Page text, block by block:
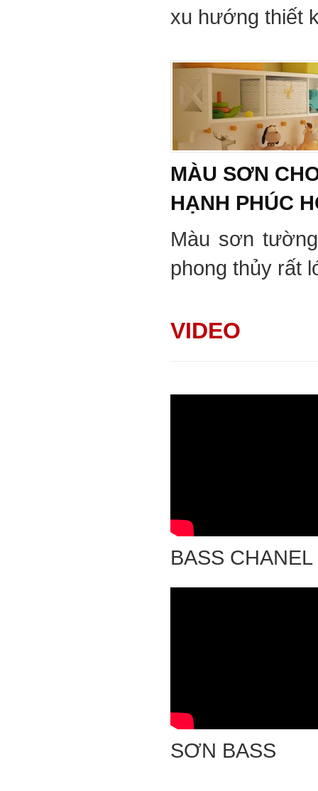
xu hướng thiết
MÀU SƠN
HẠNH PHÚC
Màu sơn
phong thủy rất
VIDEO
BASS CHANEL
SƠN BASS